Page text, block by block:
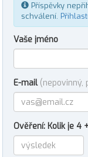
Příspěvky
schválení.
Vaše jméno
E-mail (nepovinný,
Ověření: Kolik je 4